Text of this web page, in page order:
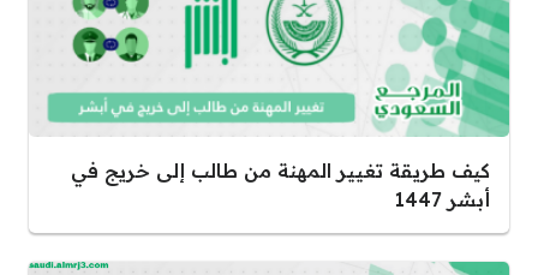
كيف طريقة تغيير المهنة من طالب إلى خريج في
أبشر 1447